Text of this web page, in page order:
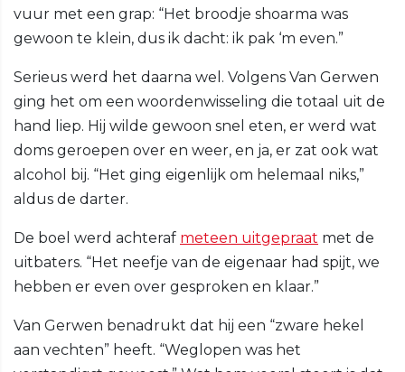
vuur met een grap: “Het broodje shoarma was
gewoon te klein, dus ik dacht: ik pak ‘m even.”
Serieus werd het daarna wel. Volgens Van Gerwen
ging het om een woordenwisseling die totaal uit de
hand liep. Hij wilde gewoon snel eten, er werd wat
doms geroepen over en weer, en ja, er zat ook wat
alcohol bij. “Het ging eigenlijk om helemaal niks,”
aldus de darter.
De boel werd achteraf meteen uitgepraat met de
uitbaters. “Het neefje van de eigenaar had spijt, we
hebben er even over gesproken en klaar.”
Van Gerwen benadrukt dat hij een “zware hekel
aan vechten” heeft. “Weglopen was het